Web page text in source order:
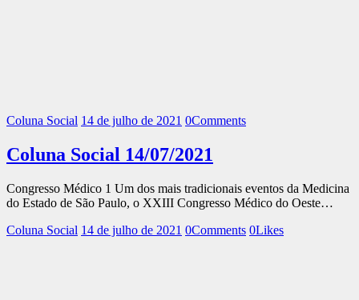
Coluna Social 14 de julho de 2021 0Comments
Coluna Social 14/07/2021
Congresso Médico 1 Um dos mais tradicionais eventos da Medicina
do Estado de São Paulo, o XXIII Congresso Médico do Oeste…
Coluna Social 14 de julho de 2021 0Comments 0Likes